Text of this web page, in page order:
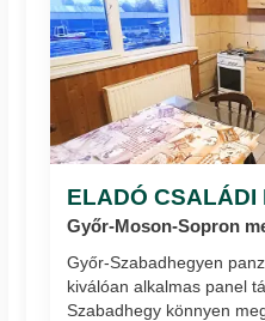
ELADÓ CSALÁDI
Győr-Moson-Sopron
Győr-Szabadhegyen
kiválóan alkalmas panel
Szabadhegy könnyen